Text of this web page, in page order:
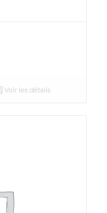
Voir les détails